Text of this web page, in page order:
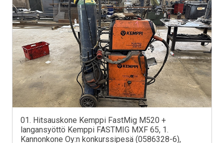
01. Hitsauskone Kemppi FastMig M520 +
langansyöttö Kemppi FASTMIG MXF 65, 1.
Kannonkone Oy:n konkurssipesä (0586328-6),